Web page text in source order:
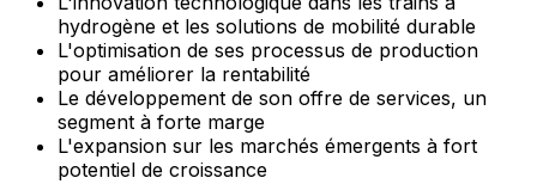
hydrogène et les solutions de mobilité durable
L'optimisation de ses processus de production
pour améliorer la rentabilité
Le développement de son offre de services, un
segment à forte marge
L'expansion sur les marchés émergents à fort
potentiel de croissance